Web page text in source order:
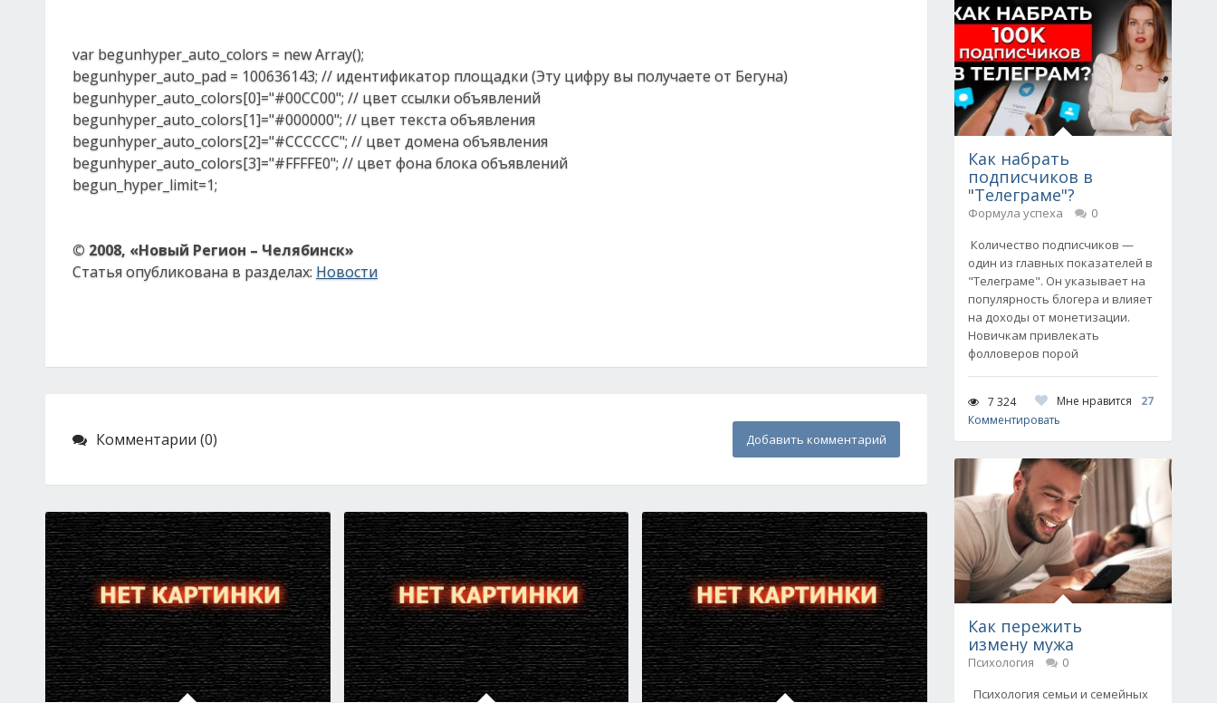
var begunhyper_auto_colors = new Array();
begunhyper_auto_pad = 100636143; // идентификатор площадки (Эту цифру вы получаете от Бегуна)
begunhyper_auto_colors[0]="#00CC00"; // цвет ссылки объявлений
begunhyper_auto_colors[1]="#000000"; // цвет текста объявления
begunhyper_auto_colors[2]="#CCCCCC"; // цвет домена объявления
begunhyper_auto_colors[3]="#FFFFE0"; // цвет фона блока объявлений
begun_hyper_limit=1;
© 2008, «Новый Регион – Челябинск»
Статья опубликована в разделах: Новости
Комментарии (0) Добавить комментарий
Как набрать
подписчиков в
"Телеграме"?
Формула успеха
0
Количество подписчиков —
один из главных показателей в
"Телеграме". Он указывает на
популярность блогера и влияет
на доходы от монетизации.
Новичкам привлекать
фолловеров порой
7 324 Мне нравится
27
Комментировать
Как пережить
измену мужа
Психология
0
Психология семьи и семейных